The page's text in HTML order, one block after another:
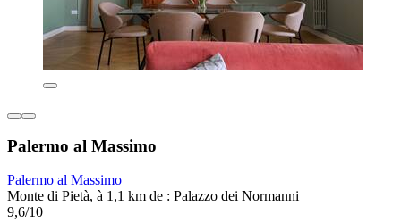
Palermo al Massimo
Palermo al Massimo
Monte di Pietà, à 1,1 km de : Palazzo dei Normanni
9,6/10